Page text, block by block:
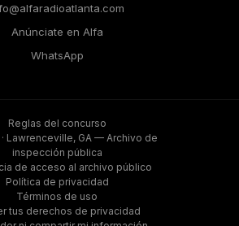
Anúnciate en Alfa
WhatsApp
Reglas del concurso
· Lawrenceville, GA — Archivo de
inspección pública
de acceso al archivo público
Política de privacidad
Términos de uso
tus derechos de privacidad